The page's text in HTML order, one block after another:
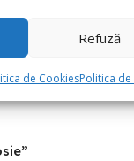
Refuză
de CookiesPolitica